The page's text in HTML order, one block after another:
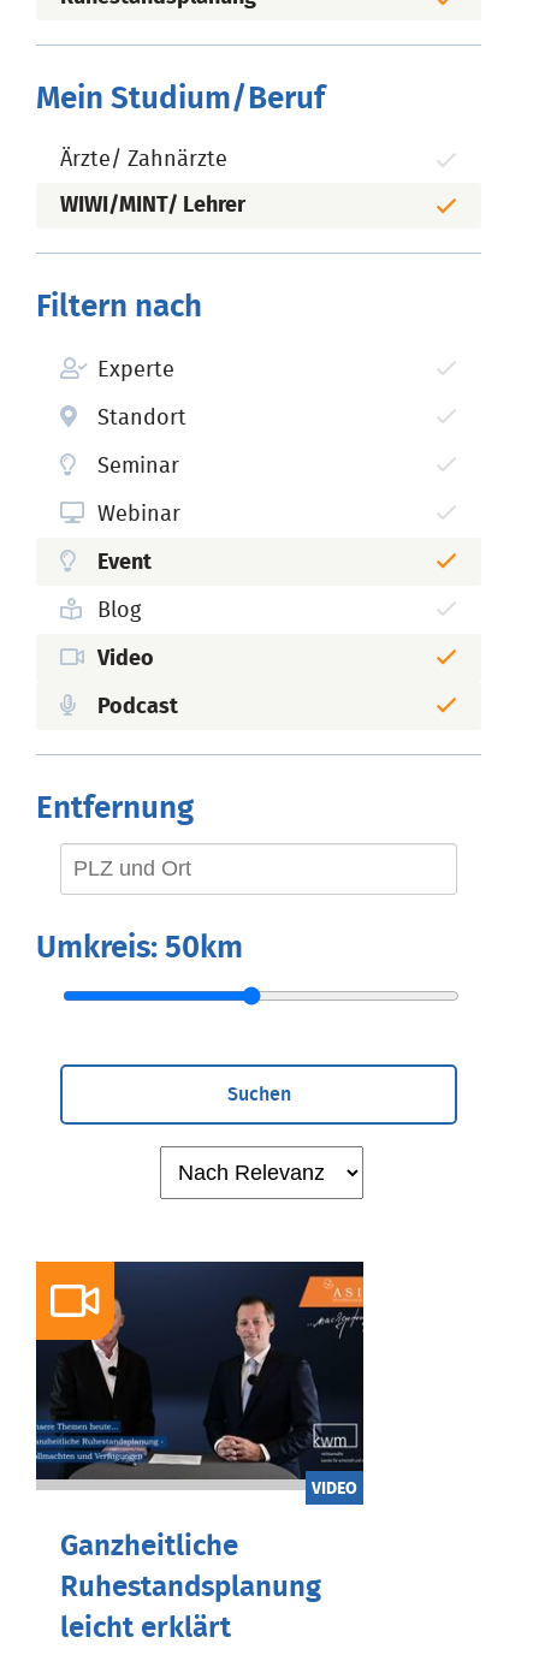
Mein Studium/Beruf
Ärzte/ Zahnärzte
WIWI/MINT/ Lehrer
Filtern nach
Experte
Standort
Seminar
Webinar
Event
Blog
Video
Podcast
Entfernung
Umkreis: 50km
Suchen
VIDEO
Ganzheitliche
Ruhestandsplanung
leicht erklärt